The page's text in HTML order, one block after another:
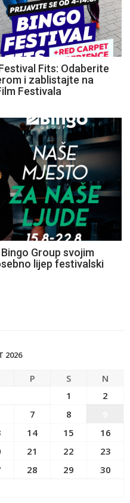
Fits: Odaberite
i zablistajte na
Festivala
Group svojim
lijep festivalski
2026
P S
N
1
2
7 8
14 15
16
21 22
23
28 29
30